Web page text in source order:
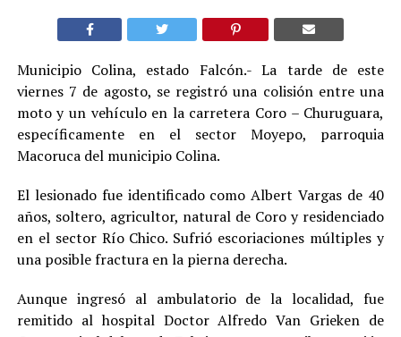
Municipio Colina, estado Falcón.- La tarde de este
viernes 7 de agosto, se registró una colisión entre una
moto y un vehículo en la carretera Coro – Churuguara,
específicamente en el sector Moyepo, parroquia
Macoruca del municipio Colina.
El lesionado fue identificado como Albert Vargas de 40
años, soltero, agricultor, natural de Coro y residenciado
en el sector Río Chico. Sufrió escoriaciones múltiples y
una posible fractura en la pierna derecha.
Aunque ingresó al ambulatorio de la localidad, fue
remitido al hospital Doctor Alfredo Van Grieken de